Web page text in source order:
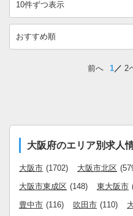
前へ 1 2
大阪府のエリア別求人
大阪市 (1702) 大阪市北区
大阪市東成区 (148) 東大阪市
豊中市 (116) 吹田市 (110)